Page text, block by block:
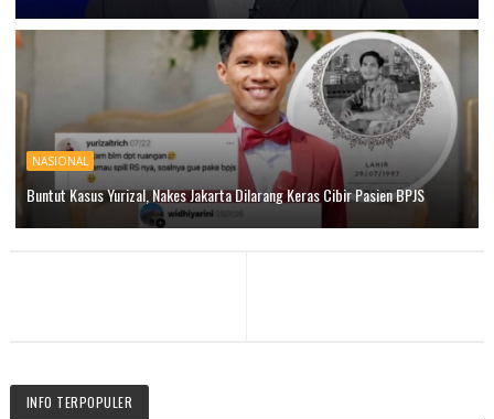
NASIONAL
Buntut Kasus Yurizal, Nakes Jakarta Dilarang Keras Cibir Pasien BPJS
INFO TERPOPULER